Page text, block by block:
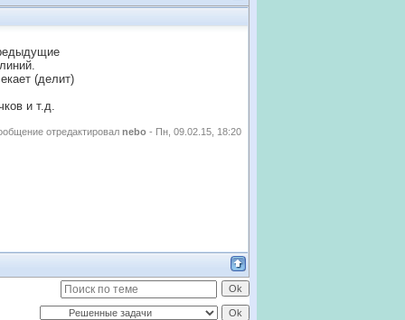
(делит)
и т.д.
отредактировал nebo - Пн, 09.02.15, 18:20